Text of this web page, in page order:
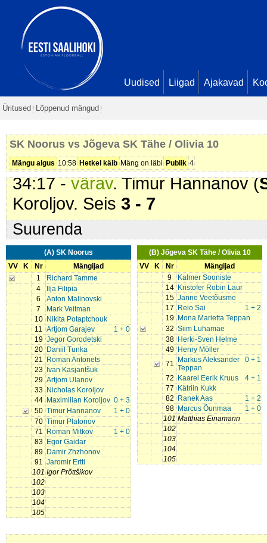
Uudised Liigad Ajakavad
Üritused Lõppenud mängud
SK Noorus vs Jõgeva SK Tähe / Olivia 10
Mängu algus 10:58 Hetkel käib Mäng on läbi Publik 4
27:47 -
värav
Seis2 - 4
28:15 -värav
Ranek Aas. Seis2 - 5
31:00 -värav. Kaarel Eerik
32:48 -värav. Marcus Õunmaa (
7
34:17 -värav. Timur Hannanov (
Koroljov. Seis 3 - 7
Suurenda
(A) SK Noorus
VV
K Nr
Mängijad
1
Richard Tamme
4
Ilja Filipia
6
Anton Malinovski
7
Mark Veitman
10
Nikita Potaptchouk
11
1 + 0
Artjom Garajev
19 Jegor Gorodetski
20
Daniil Tunka
21
Roman Antonets
23
Ivan Kasjantšuk
29 Artjom Ulanov
33
Nicholas Koroljov
44
0 + 3
Maximilian Koroljov
50
1 + 0
Timur Hannanov
70 Timur Platonov
71
1 + 0
Roman Mitkov
83
Egor Gaidar
89
Damir Zhzhonov
91 Jaromir Ertti
101 Igor Prõttšikov
102
103
104
105
(B) Jõgeva SK Tähe / Olivia 10
VV
K Nr
Mängijad
9
Kalmer Sooniste
14
Kristofer Robin Laur
15 Janne Veetõusme
17
1 + 2
Reio Sai
19
Mona Marietta Teppan
32 Siim Luhamäe
38
Herki-Sven Helme
49
Henry Möller
71
0 + 1
Markus Aleksander
Teppan
72
4 + 1
Kaarel Eerik Kruus
77
Kätriin Kukk
82
1 + 2
Ranek Aas
98
1 + 0
Marcus Õunmaa
101 Matthias Einamann
102
103
104
105